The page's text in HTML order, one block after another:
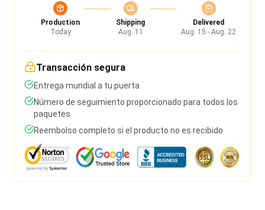
Production
Today
Shipping
Aug. 11
Delivered
Aug. 15 - Aug. 22
Transacción segura
Entrega mundial a tu puerta
Número de seguimiento proporcionado para todos los
paquetes
Reembolso completo si el producto no es recibido